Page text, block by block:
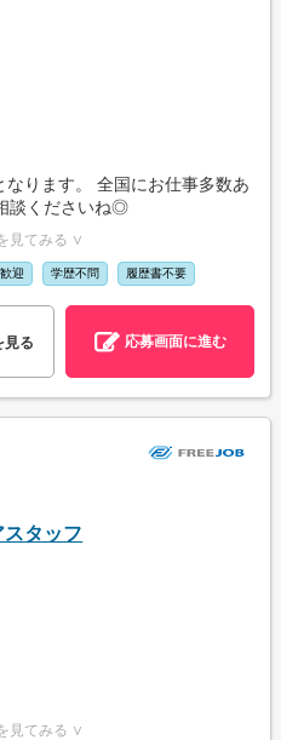
ります。 全国にお仕事多数あ
談くださいね◎
見てみる ∨
迎 学歴不問 履歴書不要
見る 応募画面に進む
スタッフ
見てみる ∨